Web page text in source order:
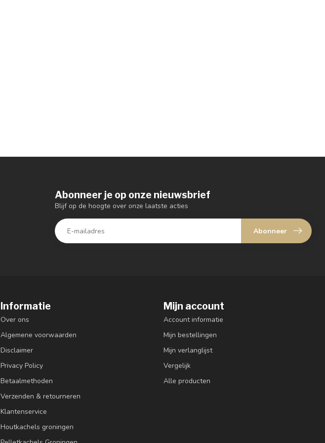
Abonneer je op onze nieuwsbrief
Blijf op de hoogte over onze laatste acties
Abonneer
Informatie
Over ons
Algemene voorwaarden
Disclaimer
Privacy Policy
Betaalmethoden
Verzenden & retourneren
Klantenservice
Houtkachels groningen
Mijn account
Account informatie
Mijn bestellingen
Mijn verlanglijst
Vergelijk
Alle producten